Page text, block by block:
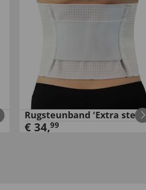
Rugsteunband 'Extra sterk'
€ 34,99